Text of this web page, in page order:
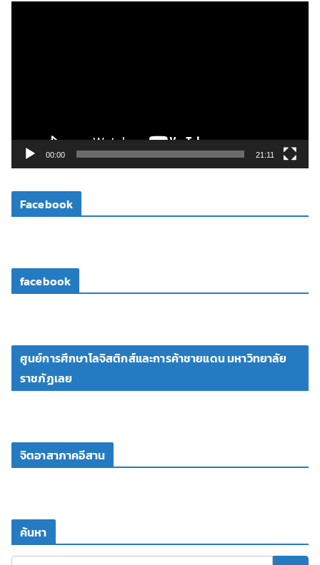
ดี
โ
00:00 21:11
Facebook
facebook
ศูนย์การศึกษาโลจิสติกส์และการค้าชายแดน มหาวิทยาลัย
ราชภัฏเลย
จิตอาสาภาคอีสาน
ค้นหา